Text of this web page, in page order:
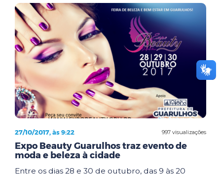
997 visualizações
27/10/2017, às 9:22
Expo Beauty Guarulhos traz evento de
moda e beleza à cidade
Entre os dias 28 e 30 de outubro, das 9 às 20